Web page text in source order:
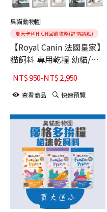
臭貓動物園
夏天卡利HIGH回饋攻略(詳情請點)
【Royal Canin 法國皇家】
貓飼料 專用乾糧 幼貓/幼
母貓/離乳貓/敏感貓/成貓/
老貓/室內貓/泌尿 (臭貓動
物園出貨)
NT$950-NT$2,950
查看商品 快速預覽